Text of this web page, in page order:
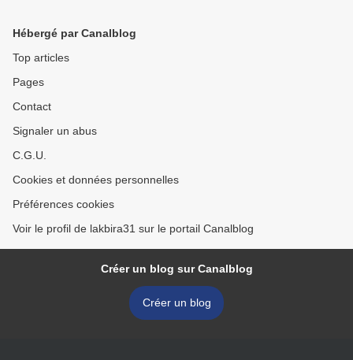
Hébergé par Canalblog
Top articles
Pages
Contact
Signaler un abus
C.G.U.
Cookies et données personnelles
Préférences cookies
Voir le profil de lakbira31 sur le portail Canalblog
Créer un blog sur Canalblog
Créer un blog